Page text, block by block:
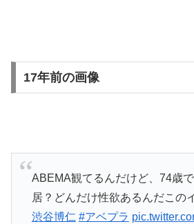
17年前の画像
ABEMA観てるんだけど、74歳
居？どんだけ性欲あるんだこの
渋谷博仁 #アベプラ